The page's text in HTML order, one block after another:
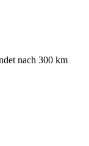
nach 300 km